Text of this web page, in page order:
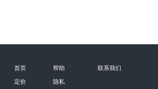
首页
定价
帮助
隐私
联系我们